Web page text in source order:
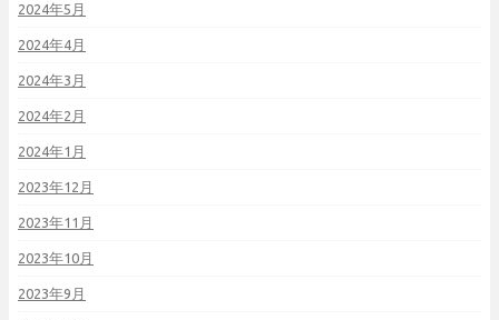
2024年5月
2024年4月
2024年3月
2024年2月
2024年1月
2023年12月
2023年11月
2023年10月
2023年9月